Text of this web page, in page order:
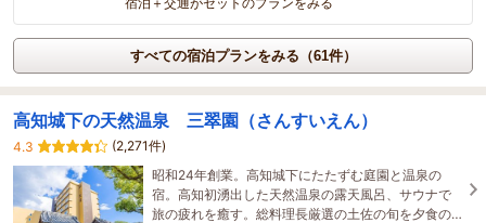
すべての宿泊プランをみる（61件）
高知城下の天然温泉 三翠園（さんすいえん）
4.3
(2,271件)
昭和24年創業。高知城下にたたずむ庭園と温泉の
宿。高知初湧出した天然温泉の露天風呂、サウナで
旅の疲れを癒す。総料理長厳選の土佐の旬を夕食の